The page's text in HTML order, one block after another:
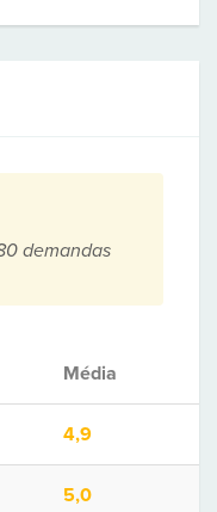
demandas
Média
4,9
5,0